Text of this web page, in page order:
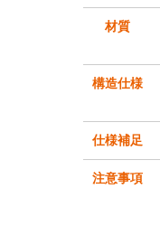
材質
構造仕様
仕様補足
注意事項